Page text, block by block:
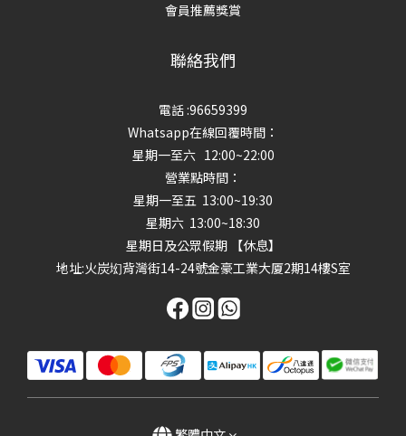
會員推薦獎賞
聯絡我們
電話 :96659399
Whatsapp在線回覆時間：
星期一至六 12:00~22:00
營業點時間：
星期一至五 13:00~19:30
星期六 13:00~18:30
星期日及公眾假期 【休息】
地址:火炭㘭背灣街14-24號金豪工業大厦2期14樓S室